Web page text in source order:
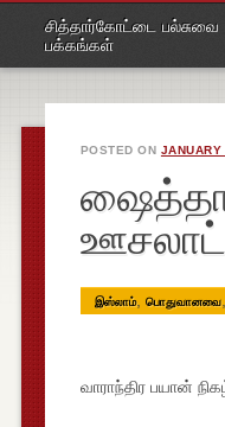
சித்தார்கோட்டை பல்சுவை
பக்கங்கள்
POSTED ON
இஸ்லாம், பொதுவானவை,
வாராந்திர பயான்